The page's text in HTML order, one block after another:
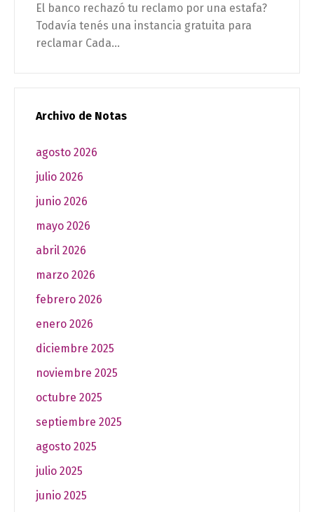
El banco rechazó tu reclamo por una estafa?
Todavía tenés una instancia gratuita para
reclamar Cada...
Archivo de Notas
agosto 2026
julio 2026
junio 2026
mayo 2026
abril 2026
marzo 2026
febrero 2026
enero 2026
diciembre 2025
noviembre 2025
octubre 2025
septiembre 2025
agosto 2025
julio 2025
junio 2025